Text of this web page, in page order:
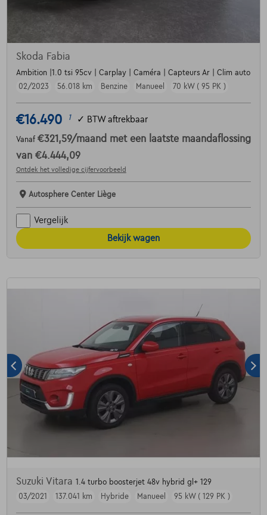
Skoda Fabia
Ambition |1.0 tsi 95cv | Carplay | Caméra | Capteurs Ar | Clim auto
02/2023
56.018 km Benzine Manueel 70 kW ( 95 PK )
€16.490 1 ✓ BTW aftrekbaar
Vanaf €321,59/maand met een laatste maandaflossing
van €4.444,09
Ontdek het volledige cijfervoorbeeld
Autosphere Center Liège
Vergelijk
Bekijk wagen
Suzuki Vitara 1.4 turbo boosterjet 48v hybrid gl+ 129
03/2021
137.041 km Hybride Manueel 95 kW ( 129 PK )